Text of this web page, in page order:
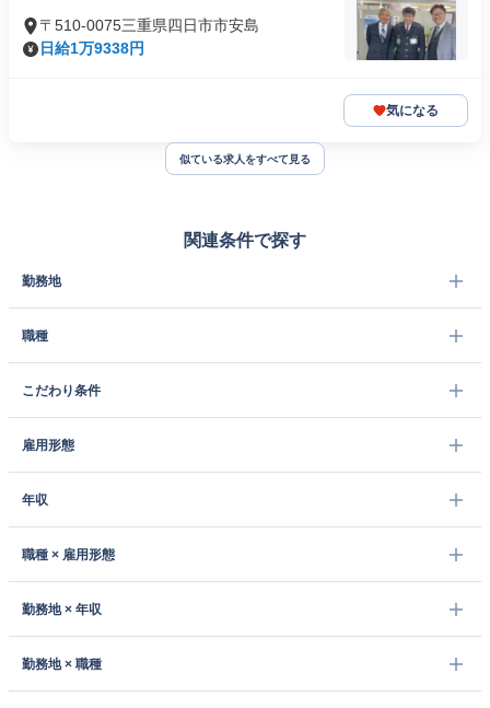
〒510-0075三重県四日市市安島
日給1万9338円
気になる
似ている求人をすべて見る
関連条件で探す
勤務地
職種
こだわり条件
雇用形態
年収
職種 × 雇用形態
勤務地 × 年収
勤務地 × 職種